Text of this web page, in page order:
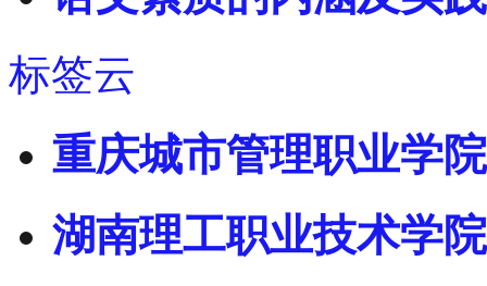
标签云
重庆城市管理职业学院
湖南理工职业技术学院